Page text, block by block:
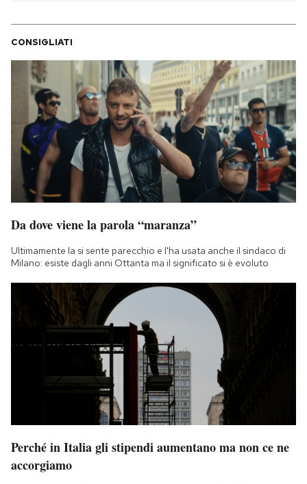
CONSIGLIATI
Da dove viene la parola “maranza”
Ultimamente la si sente parecchio e l'ha usata anche il sindaco di
Milano: esiste dagli anni Ottanta ma il significato si è evoluto
Perché in Italia gli stipendi aumentano ma non ce ne
accorgiamo